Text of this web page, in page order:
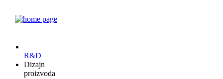
R&D
Dizajn
proizvoda